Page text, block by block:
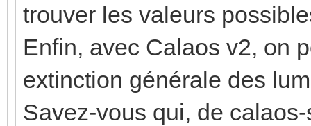
trouver les valeurs
Enfin, avec Calaos v2, on
extinction générale des
Savez-vous qui, de